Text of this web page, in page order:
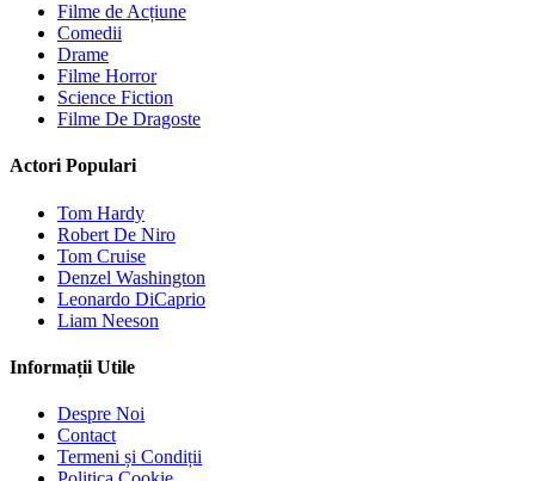
Filme de Acțiune
Comedii
Drame
Filme Horror
Science Fiction
Filme De Dragoste
Actori Populari
Tom Hardy
Robert De Niro
Tom Cruise
Denzel Washington
Leonardo DiCaprio
Liam Neeson
Informații Utile
Despre Noi
Contact
Termeni și Condiții